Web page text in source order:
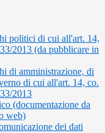
politici di cui all'art. 14,
2013 (da pubblicare in
di amministrazione, di
di cui all'art. 14, co.
2013
(documentazione da
web)
dei dati